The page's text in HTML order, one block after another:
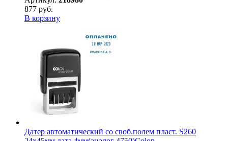
877 руб.
В корзину
Датер автоматический со своб.полем пласт. S260